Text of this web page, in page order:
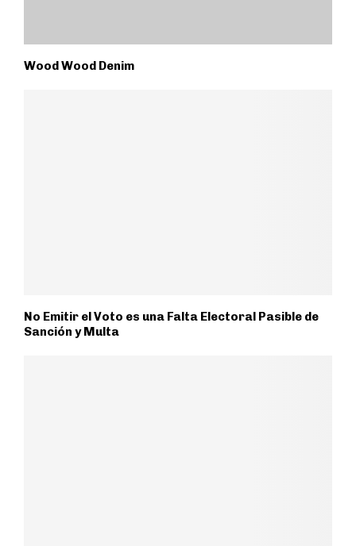
Wood Wood Denim
No Emitir el Voto es una Falta Electoral Pasible de
Sanción y Multa